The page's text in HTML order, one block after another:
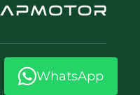
WhatsApp